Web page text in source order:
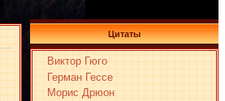
Цитаты
Виктор Гюго
Герман Гессе
Морис Дрюон